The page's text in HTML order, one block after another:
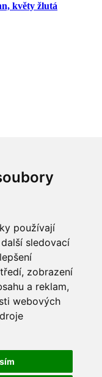
používají
sledovací
zobrazení
a reklam,
webových
květy žlutá